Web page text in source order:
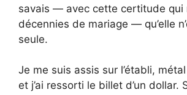
savais — avec cette certitude qui
décennies de mariage — qu’elle
seule.
Je me suis assis sur l’établi,
et j’ai ressorti le billet d’un dollar.